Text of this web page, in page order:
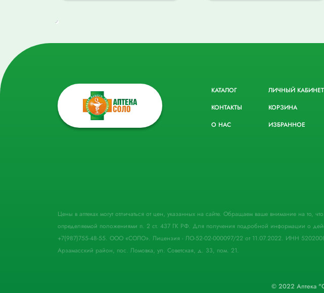
КАТАЛОГ
КОНТАКТЫ
О НАС
ЛИЧНЫЙ КАБИНЕТ
КОРЗИНА
ИЗБРАННОЕ
Цены в аптеках могут отличаться от цен, указанных на сайте. Обращаем ваше внимание на то,
определяемой положениями п. 2 ст. 437 ГК РФ. Для получения подробной информации о
+7(987)755-48-55. ООО «СОЛО». Лицензия - ЛО-52-02-000097/22 от 11.07.2022. ИНН
Арзамасский район, пос. Ломовка, ул. Советская, д. 33, пом. 21.
© 2022 Аптека